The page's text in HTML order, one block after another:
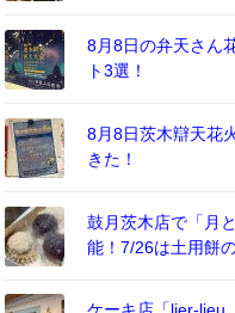
8月8日の弁天さん
ト3選！
8月8日茨木辯天花
きた！
鼓月茨木店で「月
能！7/26は土用餅